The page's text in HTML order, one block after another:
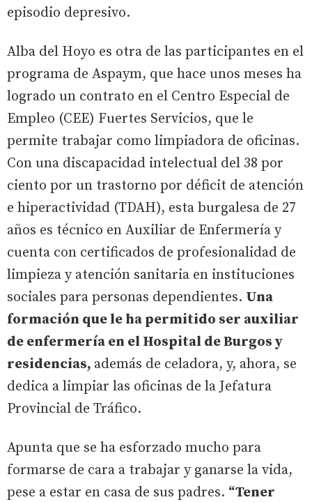
episodio depresivo.
Alba del Hoyo es otra de las participantes en el
programa de Aspaym, que hace unos meses ha
logrado un contrato en el Centro Especial de
Empleo (CEE) Fuertes Servicios, que le
permite trabajar como limpiadora de oficinas.
Con una discapacidad intelectual del 38 por
ciento por un trastorno por déficit de atención
e hiperactividad (TDAH), esta burgalesa de 27
años es técnico en Auxiliar de Enfermería y
cuenta con certificados de profesionalidad de
limpieza y atención sanitaria en instituciones
sociales para personas dependientes. Una
formación que le ha permitido ser auxiliar
de enfermería en el Hospital de Burgos y
residencias, además de celadora, y, ahora, se
dedica a limpiar las oficinas de la Jefatura
Provincial de Tráfico.
Apunta que se ha esforzado mucho para
formarse de cara a trabajar y ganarse la vida,
pese a estar en casa de sus padres. “Tener